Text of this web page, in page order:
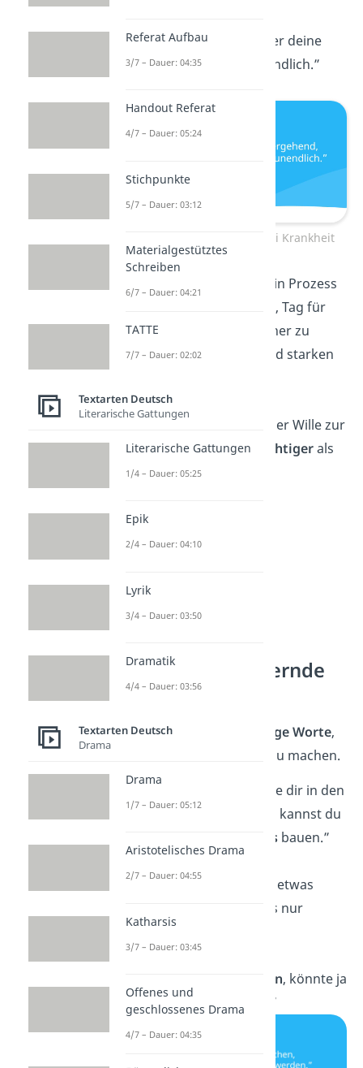
vorübergehend, aber deine
innere Kraft
ist unendlich.”
Aufbauende Sprüche bei Krankheit
ist ein Prozess
— Schritt für Schritt, Tag für
Tag, kommst du näher zu
einem gesunden und starken
„Deine Stärke und der Wille zur
Genesung sindmächtigerals
jede Krankheit.”
Kurze aufmunternde
Sprüche
Oft reichen schon wenige Worte,
um einen Unterschied zu machen.
„Aus den Steinen, die dir in den
Weg gelegt werden, kannst du
Schönesbauen.”
„Der Tag hat immer etwas
, man muss es nur
finden.”
machen, könnte ja
richtig gut werden.”
Referat Aufbau
3/7 – Dauer: 04:35
Handout Referat
4/7 – Dauer: 05:24
Stichpunkte
5/7 – Dauer: 03:12
Materialgestütztes
Schreiben
6/7 – Dauer: 04:21
TATTE
7/7 – Dauer: 02:02
Textarten Deutsch
Literarische Gattungen
Literarische Gattungen
1/4 – Dauer: 05:25
Epik
2/4 – Dauer: 04:10
Lyrik
3/4 – Dauer: 03:50
Dramatik
4/4 – Dauer: 03:56
Textarten Deutsch
Drama
Drama
1/7 – Dauer: 05:12
Aristotelisches Drama
2/7 – Dauer: 04:55
Katharsis
3/7 – Dauer: 03:45
Offenes und
geschlossenes Drama
4/7 – Dauer: 04:35